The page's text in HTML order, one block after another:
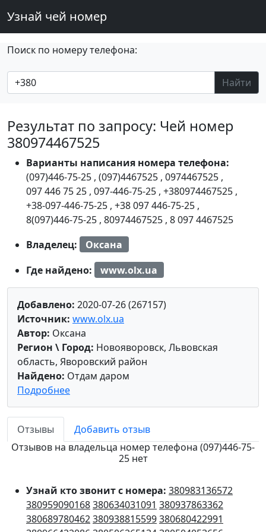
Узнай чей номер
Поиск по номеру телефона:
Найти
Результат по запросу: Чей номер
380974467525
Варианты написания номера телефона:
(097)446-75-25 , (097)4467525 , 0974467525 ,
097 446 75 25 , 097-446-75-25 , +380974467525 ,
+38-097-446-75-25 , +38 097 446-75-25 ,
8(097)446-75-25 , 80974467525 , 8 097 4467525
Владелец:
Оксана
Где найдено:
www.olx.ua
Добавлено: 2020-07-26 (267157)
Источник: www.olx.ua
Автор: Оксана
Регион \ Город: Новояворовск, Львовская
область, Яворовский район
Найдено: Отдам даром
Подробнее
Отзывы
Добавить отзыв
Отзывов на владельца номер телефона (097)446-75-
25 нет
Узнай кто звонит с номера: 380983136572
380959090168380634031091 380937863362
380689780462380938815599380680422991